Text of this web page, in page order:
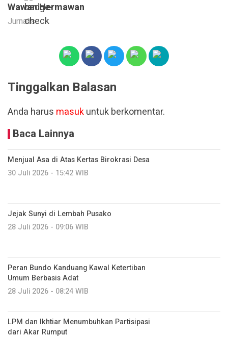
Wawan Hermawan
Jurnalis
Tinggalkan Balasan
Anda harus masukuntuk berkomentar.
Baca Lainnya
Menjual Asa di Atas Kertas Birokrasi Desa
30 Juli 2026 - 15:42 WIB
Jejak Sunyi di Lembah Pusako
28 Juli 2026 - 09:06 WIB
Peran Bundo Kanduang Kawal Ketertiban
Umum Berbasis Adat
28 Juli 2026 - 08:24 WIB
LPM dan Ikhtiar Menumbuhkan Partisipasi
dari Akar Rumput